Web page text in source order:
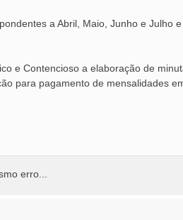
a Abril, Maio, Junho e Julho
e Contencioso a elaboração de
para pagamento de mensalidades
erro...